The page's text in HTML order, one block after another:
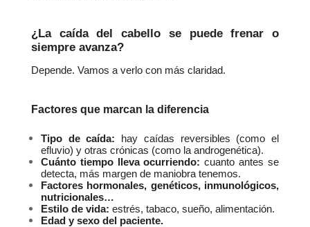
¿La caída del cabello se puede frenar o
siempre avanza?
Depende. Vamos a verlo con más claridad.
Factores que marcan la diferencia
Tipo de caída: hay caídas reversibles (como el
efluvio) y otras crónicas (como la androgenética).
Cuánto tiempo lleva ocurriendo: cuanto antes se
detecta, más margen de maniobra tenemos.
Factores hormonales, genéticos, inmunológicos,
nutricionales…
Estilo de vida: estrés, tabaco, sueño, alimentación.
Edad y sexo del paciente.